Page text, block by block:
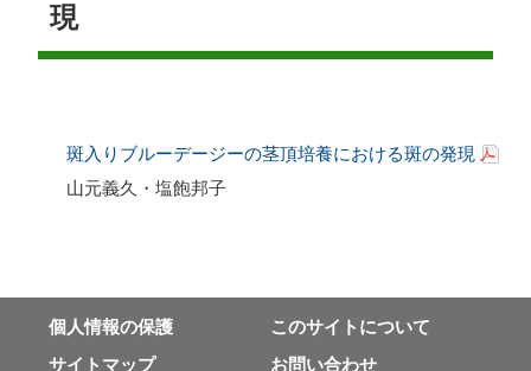
現
斑入りブルーデージーの茎頂培養における斑の発現
山元義久・塩飽邦子
個⼈情報の保護
このサイトについて
サイトマップ
お問い合わせ